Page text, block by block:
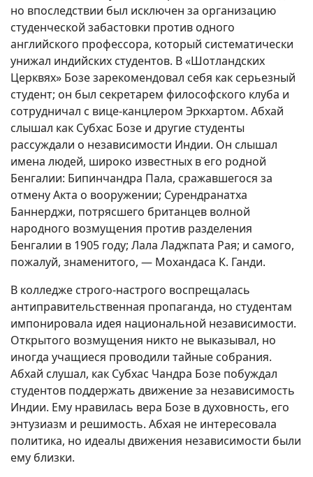
но впоследствии был исключен за организацию
студенческой забастовки против одного
английского профессора, который систематически
унижал индийских студентов. В «Шотландских
Церквях» Бозе зарекомендовал себя как серьезный
студент; он был секретарем философского клуба и
сотрудничал с вице-канцлером Эркхартом. Абхай
слышал как Субхас Бозе и другие студенты
рассуждали о независимости Индии. Он слышал
имена людей, широко известных в его родной
Бенгалии: Бипинчандра Пала, сражавшегося за
отмену Акта о вооружении; Сурендранатха
Баннерджи, потрясшего британцев волной
народного возмущения против разделения
Бенгалии в 1905 году; Лала Ладжпата Рая; и самого,
пожалуй, знаменитого, — Мохандаса К. Ганди.
В колледже строго-настрого воспрещалась
антиправительственная пропаганда, но студентам
импонировала идея национальной независимости.
Открытого возмущения никто не выказывал, но
иногда учащиеся проводили тайные собрания.
Абхай слушал, как Субхас Чандра Бозе побуждал
студентов поддержать движение за независимость
Индии. Ему нравилась вера Бозе в духовность, его
энтузиазм и решимость. Абхая не интересовала
политика, но идеалы движения независимости были
ему близки.